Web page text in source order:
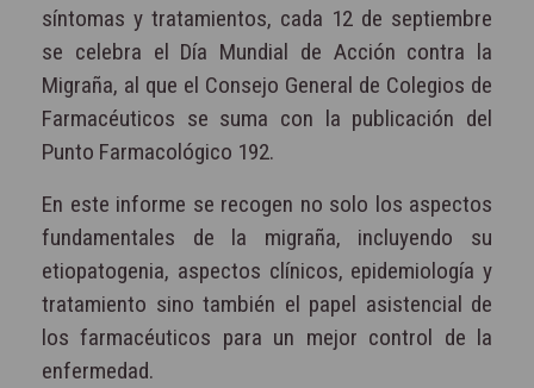
síntomas y tratamientos, cada 12 de septiembre
se celebra el Día Mundial de Acción contra la
Migraña, al que el Consejo General de Colegios de
Farmacéuticos se suma con la publicación del
Punto Farmacológico 192.
En este informe se recogen no solo los aspectos
fundamentales de la migraña, incluyendo su
etiopatogenia, aspectos clínicos, epidemiología y
tratamiento sino también el papel asistencial de
los farmacéuticos para un mejor control de la
enfermedad.